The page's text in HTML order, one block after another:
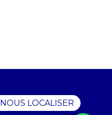
NOUS LOCALISER